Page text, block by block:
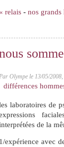
« relais - nos grands
Olympe le 13/05/
différences
laboratoires de
de la
1/expérience avec